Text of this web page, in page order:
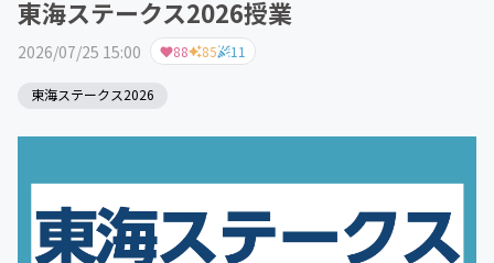
東海ステークス2026授業
2026/07/25 15:00 88 85 11
東海ステークス2026